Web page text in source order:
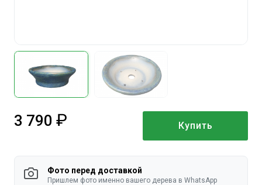
3 790 Купить
Фото перед доставкой
Пришлем фото именно вашего дерева в WhatsApp